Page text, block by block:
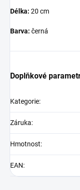
Délka: 20 cm
Barva: černá
Doplňkové
Kategorie:
Záruka:
Hmotnost:
EAN: